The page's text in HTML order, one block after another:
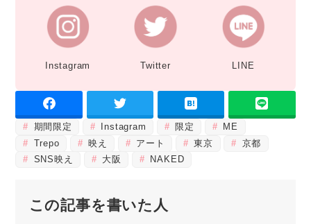
Instagram Twitter LINE
期間限定 Instagram 限定
ME
Trepo
映え アート 東京
京都
SNS映え
大阪 NAKED
この記事を書いた人